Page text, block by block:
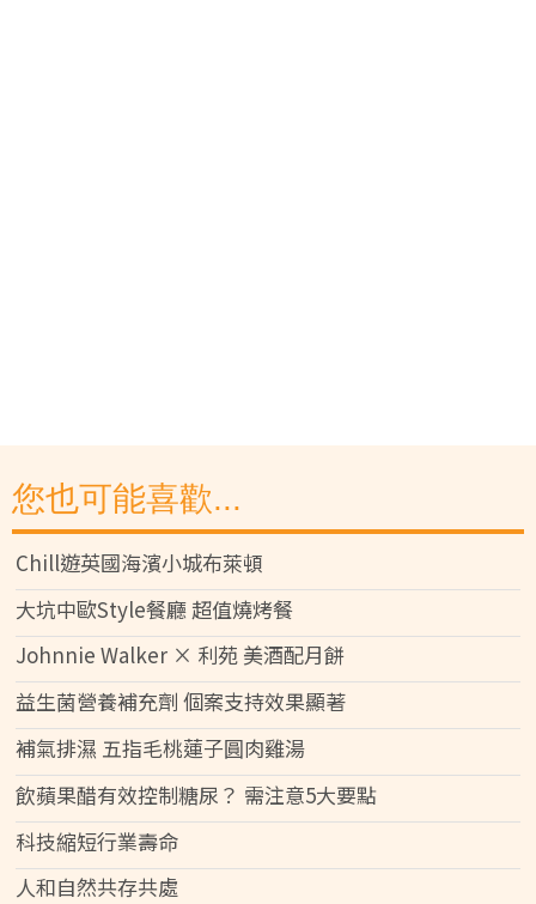
您也可能喜歡...
Chill遊英國海濱小城布萊頓
大坑中歐Style餐廳 超值燒烤餐
Johnnie Walker × 利苑 美酒配月餅
益生菌營養補充劑 個案支持效果顯著
補氣排濕 五指毛桃蓮子圓肉雞湯
飲蘋果醋有效控制糖尿？ 需注意5大要點
科技縮短行業壽命
人和自然共存共處